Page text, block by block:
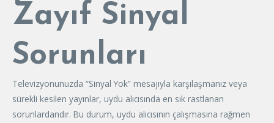
Zayıf Sinyal
Sorunları
Televizyonunuzda “Sinyal Yok” mesajıyla karşılaşmanız veya
sürekli kesilen yayınlar, uydu alıcısında en sık rastlanan
sorunlardandır. Bu durum, uydu alıcısının çalışmasına rağmen